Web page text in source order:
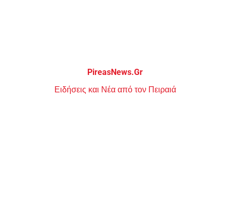
PireasNews.Gr
Ειδήσεις και Νέα από τον Πειραιά